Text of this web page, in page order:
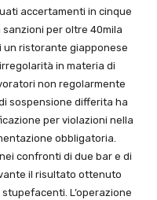
accertamenti in cinque
per oltre 40mila
un ristorante giapponese
in materia di
non regolarmente
sospensione differita ha
per violazioni nella
obbligatoria.
confronti di due bar e di
il risultato ottenuto
L’operazione